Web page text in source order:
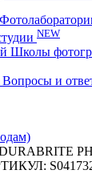
NEW
Школы
Вопросы и